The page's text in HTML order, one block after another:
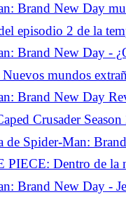
Brand New Day
compartido
episodio 2 de la
New Worlds - El
Brand New Day -
Peter y Ned al
mundos
el mayor problema del
Brand New Day
Holland con la
Crusader
la era global
de Spider-Man:
en su propia liga
PIECE: Dentro de la
Netflix de un clásico
Brand New Day -